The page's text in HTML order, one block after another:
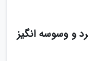
و وسوسه انگیز